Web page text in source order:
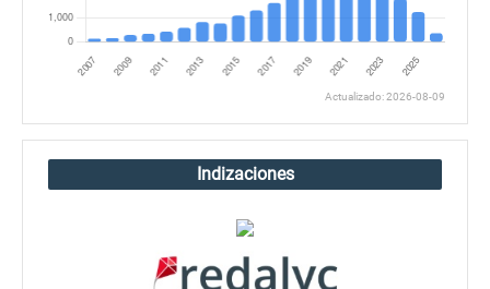
Actualizado: 2026-08-09
Indizaciones